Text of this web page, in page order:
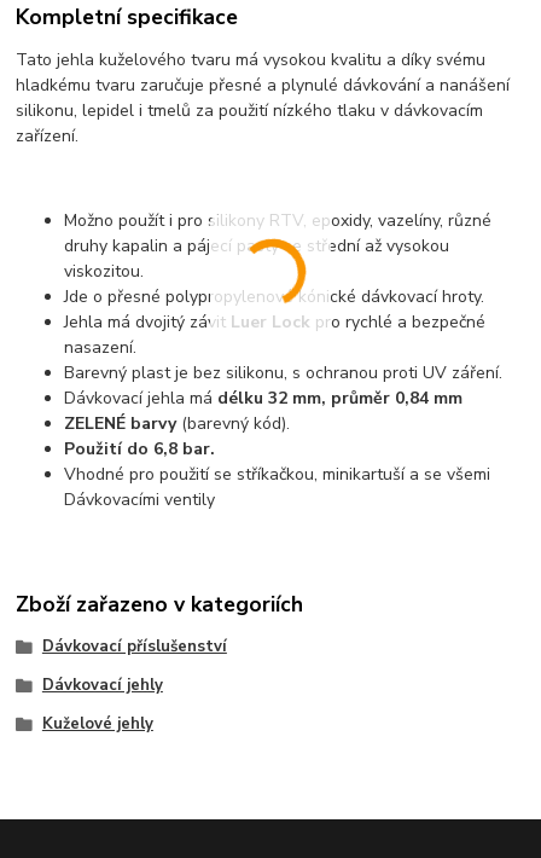
Kompletní specifikace
Tato jehla kuželového tvaru má vysokou kvalitu a díky svému
hladkému tvaru zaručuje přesné a plynulé dávkování a nanášení
silikonu, lepidel i tmelů za použití nízkého tlaku v dávkovacím
zařízení.
Možno použít i pro silikony RTV, epoxidy, vazelíny, různé
druhy kapalin a pájecí pasty se střední až vysokou
viskozitou.
Jde o přesné polypropylenové kónické dávkovací hroty.
Jehla má dvojitý závit Luer Lock pro rychlé a bezpečné
nasazení.
Barevný plast je bez silikonu, s ochranou proti UV záření.
Dávkovací jehla má délku 32 mm, průměr 0,84 mm
ZELENÉ barvy (barevný kód).
Použití do 6,8 bar.
Vhodné pro použití se stříkačkou, minikartuší a se všemi
Dávkovacími ventily
Zboží zařazeno v kategoriích
Dávkovací příslušenství
Dávkovací jehly
Kuželové jehly